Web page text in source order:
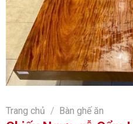
Trang chủ / Bàn ghế ăn